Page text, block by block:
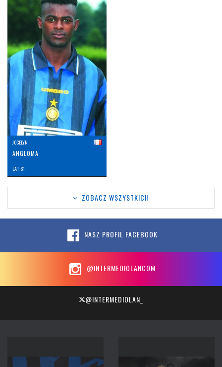
JOCELYN
ANGLOMA
LAT: 61
ZOBACZ WSZYSTKICH
NASZ PROFIL FACEBOOK
@INTERMEDIOLANCOM
@INTERMEDIOLAN_